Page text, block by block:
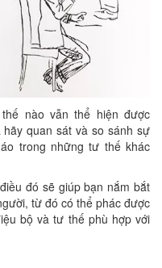
nào vẫn thể hiện được
quan sát và so sánh sự
trong những tư thế khác
đó sẽ giúp bạn nắm bắt
từ đó có thể phác được
bộ và tư thế phù hợp với